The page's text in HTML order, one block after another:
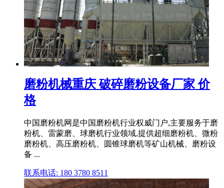
磨粉机械重庆 破碎磨粉设备厂家 价
格
中国磨粉机网是中国磨粉机行业权威门户,主要服务于磨
粉机、雷蒙磨、球磨机行业领域,提供超细磨粉机、微粉
磨粉机、高压磨粉机、圆锥球磨机等矿山机械、磨粉设
备 ...
联系电话: 180 3780 8511